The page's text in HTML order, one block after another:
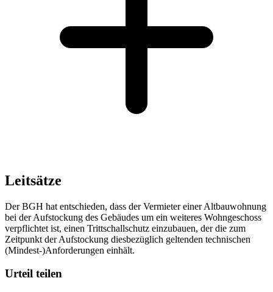
Leitsätze
Der BGH hat entschieden, dass der Vermieter einer Altbauwohnung
bei der Aufstockung des Gebäudes um ein weiteres Wohngeschoss
verpflichtet ist, einen Trittschallschutz einzubauen, der die zum
Zeitpunkt der Aufstockung diesbezüglich geltenden technischen
(Mindest-)Anforderungen einhält.
Urteil teilen